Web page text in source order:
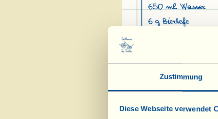
Zustimmung
Diese Webseite verwendet
650 ml Wasser
6 g Bierhefe
Ausreichend
Frittieren
65 g Salz
Ein paar Blättchen